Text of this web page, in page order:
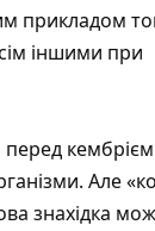
прикладом
іншими при
Але
знахідка